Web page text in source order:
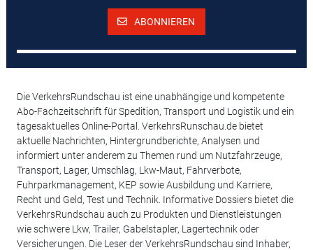
ABONNIEREN
Die VerkehrsRundschau ist eine unabhängige und kompetente
Abo-Fachzeitschrift für Spedition, Transport und Logistik und ein
tagesaktuelles Online-Portal. VerkehrsRunschau.de bietet
aktuelle Nachrichten, Hintergrundberichte, Analysen und
informiert unter anderem zu Themen rund um Nutzfahrzeuge,
Transport, Lager, Umschlag, Lkw-Maut, Fahrverbote,
Fuhrparkmanagement, KEP sowie Ausbildung und Karriere,
Recht und Geld, Test und Technik. Informative Dossiers bietet die
VerkehrsRundschau auch zu Produkten und Dienstleistungen
wie schwere Lkw, Trailer, Gabelstapler, Lagertechnik oder
Versicherungen. Die Leser der VerkehrsRundschau sind Inhaber,